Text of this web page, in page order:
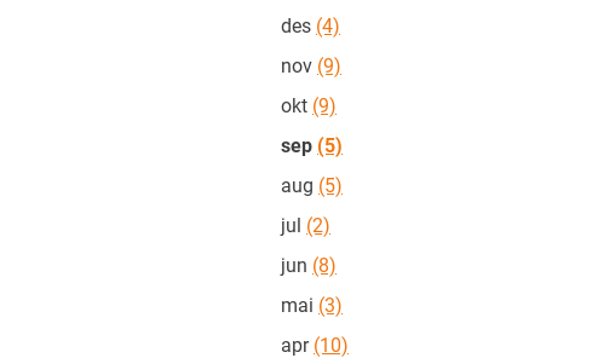
des (4)
nov (9)
okt (9)
sep (5)
aug (5)
jul (2)
jun (8)
mai (3)
apr(10)